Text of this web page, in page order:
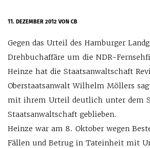
11. DEZEMBER 2012VON CB
Gegen das Urteil des Hamburger
Drehbuchaffäre um die NDR-
Heinze hat die Staatsanwaltschaft
Oberstaatsanwalt Wilhelm Möllers
mit ihrem Urteil deutlich unter dem
Staatsanwaltschaft geblieben.
Heinze war am 8. Oktober wegen
Fällen und Betrug in Tateinheit mit